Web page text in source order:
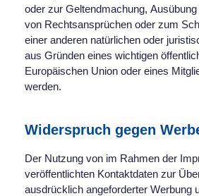
oder zur Geltendmachung,
von Rechtsansprüchen oder zum
einer anderen natürlichen oder
aus Gründen eines wichtigen
Europäischen Union oder eines
werden.
Widerspruch gegen
Der Nutzung von im Rahmen der
veröffentlichten Kontaktdaten zur
ausdrücklich angeforderter Werbung